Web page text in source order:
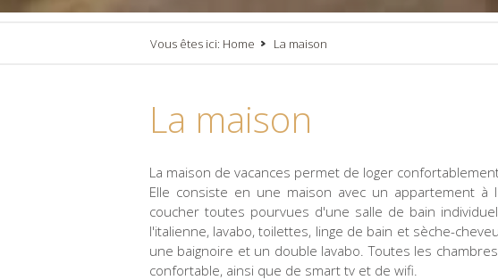
Vous êtes ici: Home La maison
La maison
La maison de vacances permet de loger
Elle consiste en une maison avec un appartement
coucher toutes pourvues d'une salle de bain
l'italienne, lavabo, toilettes, linge de bain et sèche-
une baignoire et un double lavabo. Toutes les
confortable, ainsi que de smart tv et de wifi.